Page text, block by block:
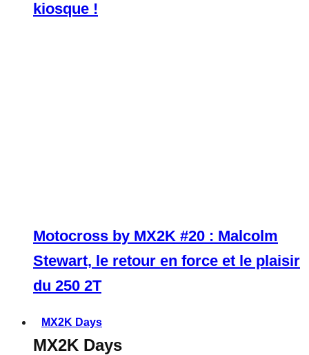
kiosque !
Motocross by MX2K #20 : Malcolm
Stewart, le retour en force et le plaisir
du 250 2T
MX2K Days
MX2K Days